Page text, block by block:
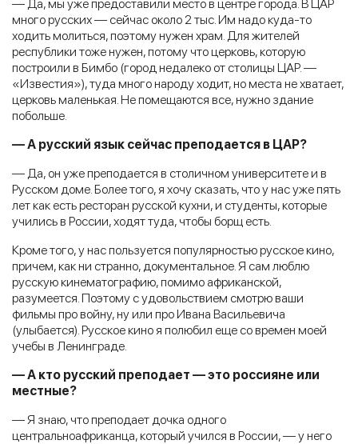
— Да, мы уже предоставили место в центре города. В ЦАР
много русских — сейчас около 2 тыс. Им надо куда-то
ходить молиться, поэтому нужен храм. Для жителей
республики тоже нужен, потому что церковь, которую
построили в Бимбо (город недалеко от столицы ЦАР. —
«Известия»), туда много народу ходит, но места не хватает,
церковь маленькая. Не помещаются все, нужно здание
побольше.
— А русский язык сейчас преподается в ЦАР?
— Да, он уже преподается в столичном университете и в
Русском доме. Более того, я хочу сказать, что у нас уже пять
лет как есть ресторан русской кухни, и студенты, которые
учились в России, ходят туда, чтобы борщ есть.
Кроме того, у нас пользуется популярностью русское кино,
причем, как ни странно, документальное. Я сам люблю
русскую кинематографию, помимо африканской,
разумеется. Поэтому с удовольствием смотрю ваши
фильмы про войну, ну или про Ивана Васильевича
(улыбается). Русское кино я полюбил еще со времен моей
учебы в Ленинграде.
— А кто русский преподает — это россияне или
местные?
— Я знаю, что преподает дочка одного
центральноафриканца, который учился в России, — у него